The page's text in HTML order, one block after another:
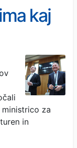
kaj
za
in